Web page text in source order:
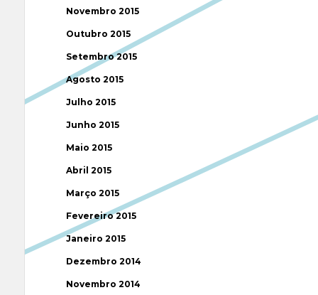
Novembro 2015
Outubro 2015
Setembro 2015
Agosto 2015
Julho 2015
Junho 2015
Maio 2015
Abril 2015
Março 2015
Fevereiro 2015
Janeiro 2015
Dezembro 2014
Novembro 2014